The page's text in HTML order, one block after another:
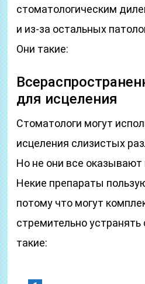
стоматологическим
и из-за остальных
Они такие:
для исцеления
Стоматологи могут
исцеления слизистых
Но не они все
Некие препараты
потому что могут
стремительно
такие: